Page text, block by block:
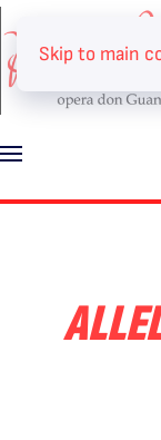
Skip to main